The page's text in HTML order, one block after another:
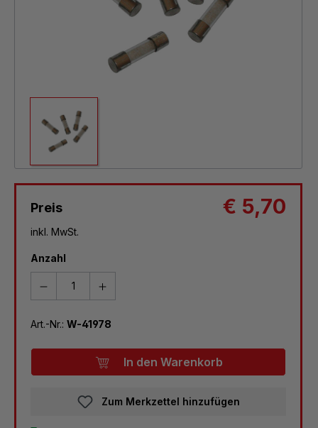
Preis € 5,70
inkl. MwSt.
Anzahl
Art.-Nr.: W-41978
In den Warenkorb
Zum Merkzettel hinzufügen